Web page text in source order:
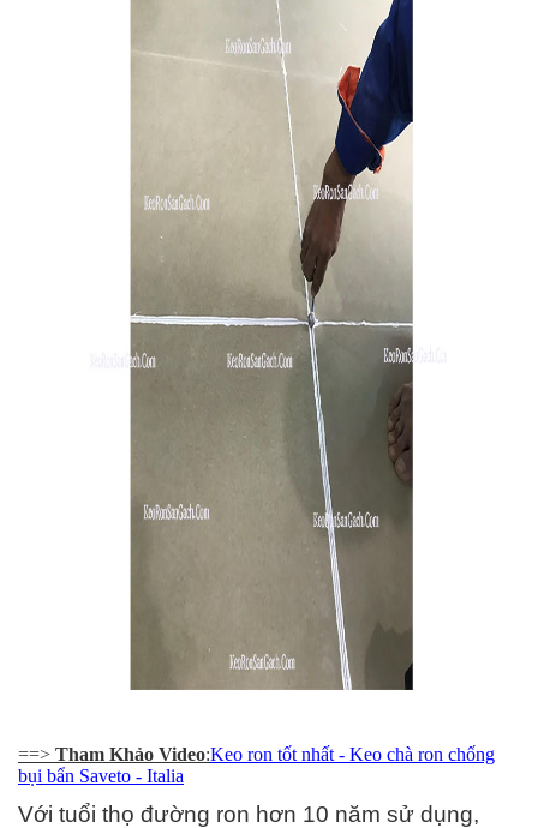
==> Tham Khảo Video:Keo ron tốt nhất - Keo chà ron chống
bụi bẩn Saveto - Italia
Với tuổi thọ đường ron hơn 10 năm sử dụng,